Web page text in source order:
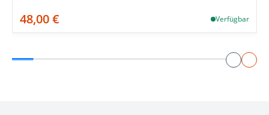
48,00 € Verfügbar